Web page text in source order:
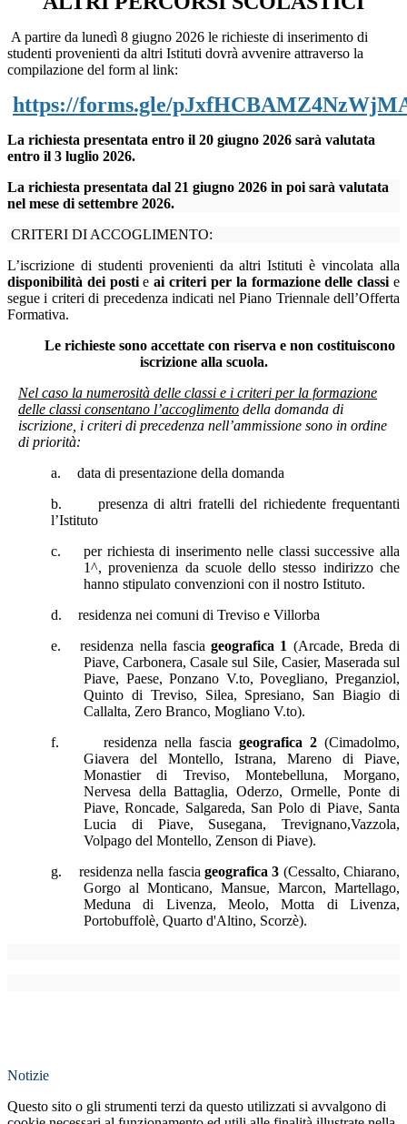
A partire da lunedì 8 giugno 2026 le richieste di inserimento di
studenti provenienti da altri Istituti dovrà avvenire attraverso la
compilazione del form al link:
https://forms.gle/
La richiesta presentata entro il 20 giugno 2026 sarà valutata
entro il 3 luglio 2026.
La richiesta presentata dal 21 giugno 2026 in poi sarà valutata
nel mese di settembre 2026.
CRITERI DI ACCOGLIMENTO:
L’iscrizione di studenti provenienti da altri Istituti è vincolata alla
disponibilità dei postieai criteri per la formazione delle classi e
segue i criteri di precedenza indicati nel Piano Triennale dell’Offerta
Formativa.
Le richieste sono accettate con riserva e non costituiscono
iscrizione alla scuola.
Nel caso la numerosità delle classi e i criteri per la formazione
delle classi consentano l’accoglimento della domanda di
iscrizione, i criteri di precedenza nell’ammissione sono in ordine
di priorità:
a.
data di presentazione della domanda
b.
presenza di altri fratelli del richiedente frequentanti
l’Istituto
c.
per richiesta di inserimento nelle classi successive alla
1^, provenienza da scuole dello stesso indirizzo che
hanno stipulato convenzioni con il nostro Istituto.
d.
residenza nei comuni di Treviso e Villorba
e.
residenza nella fascia geografica 1 (Arcade, Breda di
Piave, Carbonera, Casale sul Sile, Casier, Maserada sul
Piave, Paese, Ponzano V.to, Povegliano, Preganziol,
Quinto di Treviso, Silea, Spresiano, San Biagio di
Callalta, Zero Branco, Mogliano V.to).
f.
residenza nella fascia geografica 2(Cimadolmo,
Giavera del Montello, Istrana, Mareno di Piave,
Monastier di Treviso, Montebelluna, Morgano,
Nervesa della Battaglia, Oderzo, Ormelle, Ponte di
Piave, Roncade, Salgareda, San Polo di Piave, Santa
Lucia di Piave, Susegana, Trevignano,Vazzola,
Volpago del Montello, Zenson di Piave).
g.
residenza nella fascia geografica 3 (Cessalto, Chiarano,
Gorgo al Monticano, Mansue, Marcon, Martellago,
Meduna di Livenza, Meolo, Motta di Livenza,
Portobuffolè, Quarto d'Altino, Scorzè).
Notizie
Questo sito o gli strumenti terzi da questo utilizzati si avvalgono di